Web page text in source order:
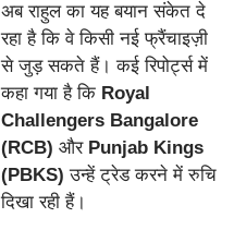
अब राहुल का यह बयान संकेत दे
रहा है कि वे किसी नई फ्रैंचाइज़ी
से जुड़ सकते हैं। कई रिपोर्ट्स में
कहा गया है कि Royal
Challengers Bangalore
(RCB) और Punjab Kings
(PBKS) उन्हें ट्रेड करने में रुचि
दिखा रही हैं।